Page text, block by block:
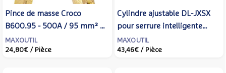
Pince de masse Croco
B600.95 - 500A / 95 mm² -
Laiton - 1 pièce - GYS -
038042
MAXOUTIL
24,80€ / Pièce
Cylindre ajustable DL-JXSX
pour serrure intelligente
connectée DL01S - EZVIZ -
310500429
MAXOUTIL
43,46€ / Pièce